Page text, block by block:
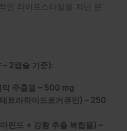
인 라이프스타일을 지닌 분
– 2캡슐 기준):
막 추출물 – 500 mg
트라하이드로커큐민) – 250
린드 + 강황 추출 복합물) –